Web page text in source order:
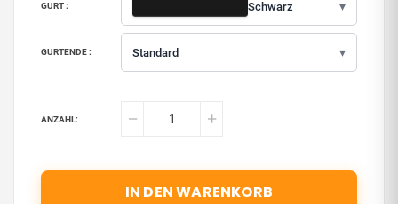
GURT : Schwarz ▾
GURTENDE : Standard ▾
ANZAHL:
IN DEN WARENKORB